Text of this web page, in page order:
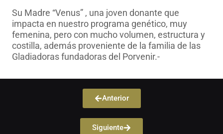
Su Madre “Venus” , una joven donante que
impacta en nuestro programa genético, muy
femenina, pero con mucho volumen, estructura y
costilla, además proveniente de la familia de las
Gladiadoras fundadoras del Porvenir.-
Anterior
Siguiente